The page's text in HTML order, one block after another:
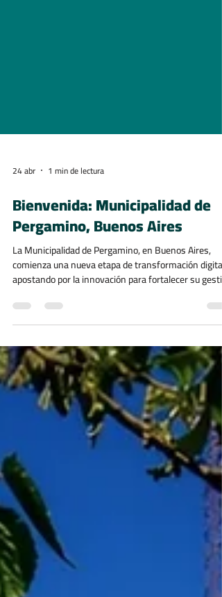
24 abr 1 min de lectura
Bienvenida: Municipalidad de
Pergamino, Buenos Aires
La Municipalidad de Pergamino, en Buenos Aires,
comienza una nueva etapa de transformación digital,
apostando por la innovación para fortalecer su
y estar más cerca de la comunidad.